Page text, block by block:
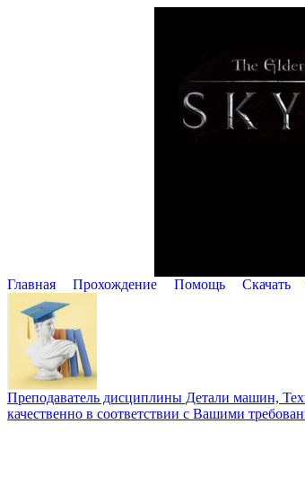
Главная Прохождение Помощь Cкачать
Преподаватель дисциплины Детали машин,
качественно в соответствии с Вашими